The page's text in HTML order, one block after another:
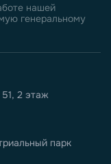
парк
2 этаж
нашей
генеральному